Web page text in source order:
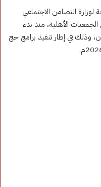
لوزارة التضامن الاجتماعي
حاجًا من حجاج الجمعيات الأهلية، منذ بدء
وحتى الآن، وذلك في إطار تنفيذ برامج حج